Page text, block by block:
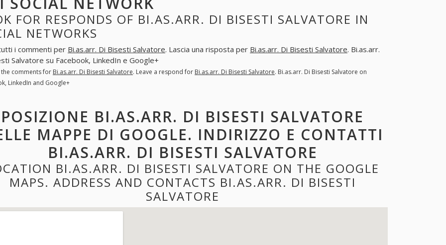
FOR RESPONDS OF BI.AS.ARR. DI BISESTI SALVATORE IN
NETWORKS
i commenti per Bi.as.arr. Di Bisesti Salvatore. Lascia una risposta per Bi.as.arr. Di Bisesti Salvatore. Bi.as.arr.
Salvatore su Facebook, LinkedIn e Google+
the comments for Bi.as.arr. Di Bisesti Salvatore. Leave a respond for Bi.as.arr. Di Bisesti Salvatore. Bi.as.arr. Di Bisesti Salvatore on
LinkedIn and Google+
POSIZIONE BI.AS.ARR. DI BISESTI SALVATORE
MAPPE DI GOOGLE. INDIRIZZO E CONTATTI
BI.AS.ARR. DI BISESTI SALVATORE
BI.AS.ARR. DI BISESTI SALVATORE ON THE GOOGLE
MAPS. ADDRESS AND CONTACTS BI.AS.ARR. DI BISESTI
SALVATORE